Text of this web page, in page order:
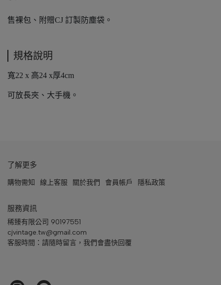
售裸包、附贈CJ 訂製防塵袋。
規格說明
寬22 x 高24 x厚4cm
可放長夾、大手機。
了解更多
購物需知 線上客服 關於我們 會員帳戶 隱私政策
服務資訊
稀臻有限公司 90197551
cjvintage.tw@gmail.com
客服時間：請隨時留言，我們會盡快回覆